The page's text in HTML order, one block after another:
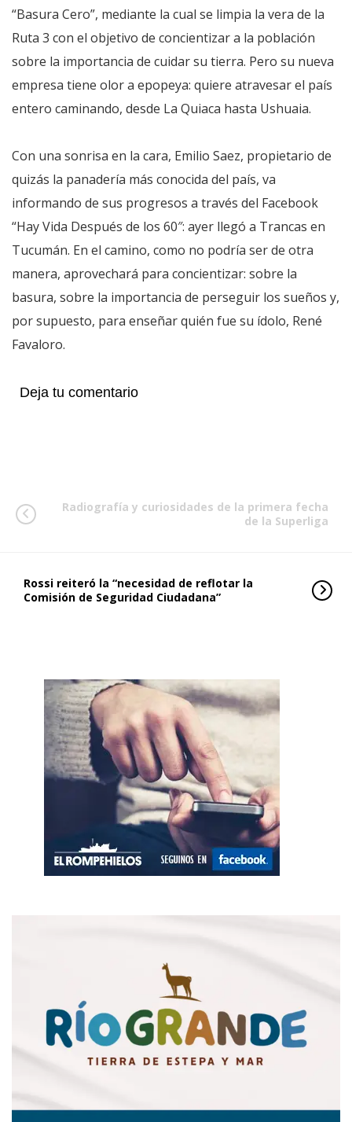
“Basura Cero”, mediante la cual se limpia la vera de la
Ruta 3 con el objetivo de concientizar a la población
sobre la importancia de cuidar su tierra. Pero su nueva
empresa tiene olor a epopeya: quiere atravesar el país
entero caminando, desde La Quiaca hasta Ushuaia.
Con una sonrisa en la cara, Emilio Saez, propietario de
quizás la panadería más conocida del país, va
informando de sus progresos a través del Facebook
“Hay Vida Después de los 60″: ayer llegó a Trancas en
Tucumán. En el camino, como no podría ser de otra
manera, aprovechará para concientizar: sobre la
basura, sobre la importancia de perseguir los sueños y,
por supuesto, para enseñar quién fue su ídolo, René
Favaloro.
Deja tu comentario
Radiografía y curiosidades de la primera fecha
de la Superliga
Rossi reiteró la “necesidad de reflotar la
Comisión de Seguridad Ciudadana”